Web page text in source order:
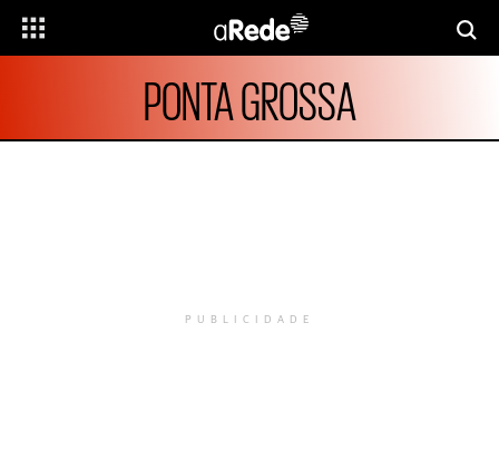
PONTA GROSSA
PUBLICIDADE